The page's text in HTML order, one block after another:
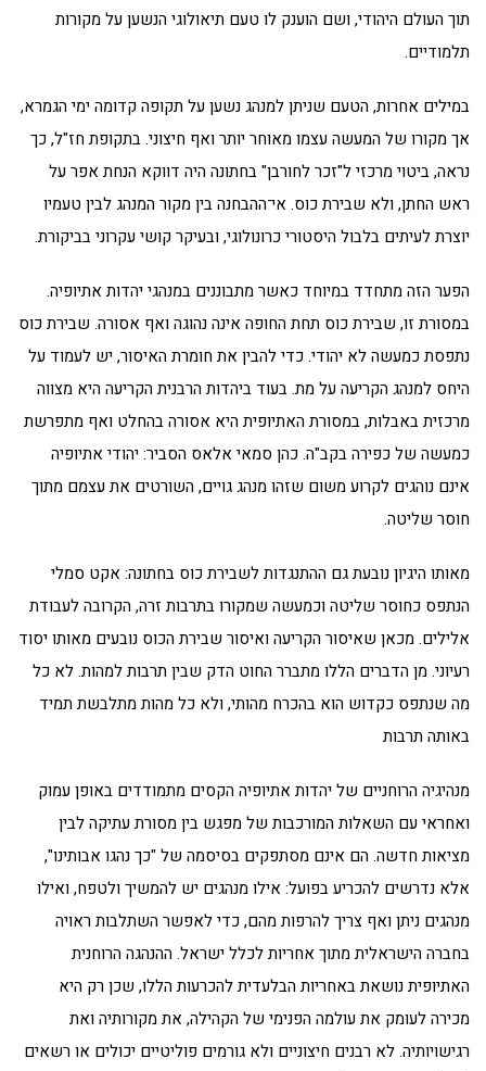
תוך העולם היהודי, ושם הוענק לו טעם תיאולוגי הנשען על מקורות
תלמודיים.
במילים אחרות, הטעם שניתן למנהג נשען על תקופה קדומה ימי הגמרא,
אך מקורו של המעשה עצמו מאוחר יותר ואף חיצוני. בתקופת חז"ל, כך
נראה, ביטוי מרכזי ל"זכר לחורבן" בחתונה היה דווקא הנחת אפר על
ראש החתן, ולא שבירת כוס. אי־ההבחנה בין מקור המנהג לבין טעמיו
יוצרת לעיתים בלבול היסטורי כרונולוגי, ובעיקר קושי עקרוני בביקורת.
הפער הזה מתחדד במיוחד כאשר מתבוננים במנהגי יהדות אתיופיה.
במסורת זו, שבירת כוס תחת החופה אינה נהוגה ואף אסורה. שבירת כוס
נתפסת כמעשה לא יהודי. כדי להבין את חומרת האיסור, יש לעמוד על
היחס למנהג הקריעה על מת. בעוד ביהדות הרבנית הקריעה היא מצווה
מרכזית באבלות, במסורת האתיופית היא אסורה בהחלט ואף מתפרשת
כמעשה של כפירה בקב"ה. כהן סמאי אלאס הסביר: יהודי אתיופיה
אינם נוהגים לקרוע משום שזהו מנהג גויים, השורטים את עצמם מתוך
חוסר שליטה.
מאותו היגיון נובעת גם ההתנגדות לשבירת כוס בחתונה: אקט סמלי
הנתפס כחוסר שליטה וכמעשה שמקורו בתרבות זרה, הקרובה לעבודת
אלילים. מכאן שאיסור הקריעה ואיסור שבירת הכוס נובעים מאותו יסוד
רעיוני. מן הדברים הללו מתברר החוט הדק שבין תרבות למהות. לא כל
מה שנתפס כקדוש הוא בהכרח מהותי, ולא כל מהות מתלבשת תמיד
באותה תרבות
מנהיגיה הרוחניים של יהדות אתיופיה הקסים מתמודדים באופן עמוק
ואחראי עם השאלות המורכבות של מפגש בין מסורת עתיקה לבין
מציאות חדשה. הם אינם מסתפקים בסיסמה של "כך נהגו אבותינו",
אלא נדרשים להכריע בפועל: אילו מנהגים יש להמשיך ולטפח, ואילו
מנהגים ניתן ואף צריך להרפות מהם, כדי לאפשר השתלבות ראויה
בחברה הישראלית מתוך אחריות לכלל ישראל. ההנהגה הרוחנית
האתיופית נושאת באחריות הבלעדית להכרעות הללו, שכן רק היא
מכירה לעומק את עולמה הפנימי של הקהילה, את מקורותיה ואת
רגישויותיה. לא רבנים חיצוניים ולא גורמים פוליטיים יכולים או רשאים